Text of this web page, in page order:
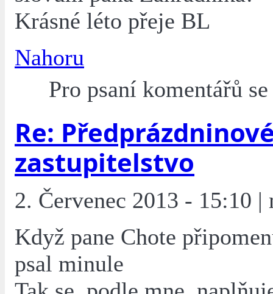
Krásné léto přeje BL
Nahoru
Pro psaní komentářů
Re:
zastupitelstvo
2. Červenec 2013 - 15:10
Když pane Chote
psal minule